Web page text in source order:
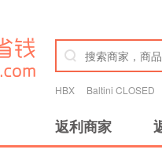
HBX Baltini CLOSED
返利商家